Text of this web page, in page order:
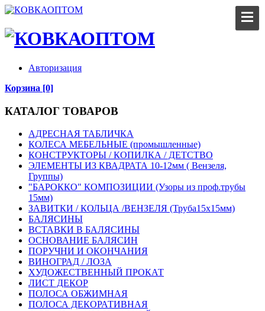
Авторизация
Корзина [0]
КАТАЛОГ ТОВАРОВ
АДРЕСНАЯ ТАБЛИЧКА
КОЛЕСА МЕБЕЛЬНЫЕ (промышленные)
КОНСТРУКТОРЫ / КОПИЛКА / ДЕТСТВО
ЭЛЕМЕНТЫ ИЗ КВАДРАТА 10-12мм ( Вензеля,
Группы)
"БАРОККО" КОМПОЗИЦИИ (Узоры из проф.трубы
15мм)
ЗАВИТКИ / КОЛЬЦА /ВЕНЗЕЛЯ (Труба15х15мм)
БАЛЯСИНЫ
ВСТАВКИ В БАЛЯСИНЫ
ОСНОВАНИЕ БАЛЯСИН
ПОРУЧНИ И ОКОНЧАНИЯ
ВИНОГРАД / ЛОЗА
ХУДОЖЕСТВЕННЫЙ ПРОКАТ
ЛИСТ ДЕКОР
ПОЛОСА ОБЖИМНАЯ
ПОЛОСА ДЕКОРАТИВНАЯ